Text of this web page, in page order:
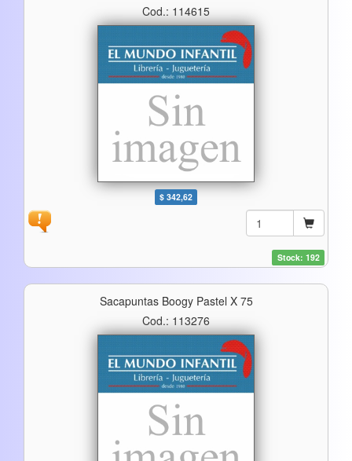
Cod.: 114615
$ 342,62
Stock: 192
Sacapuntas Boogy Pastel X 75
Cod.: 113276